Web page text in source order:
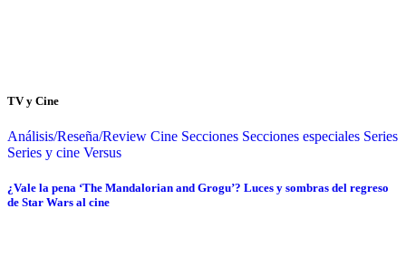
TV y Cine
Análisis/Reseña/Review Cine Secciones Secciones especiales Series
Series y cine Versus
¿Vale la pena ‘The Mandalorian and Grogu’? Luces y sombras del regreso
de Star Wars al cine